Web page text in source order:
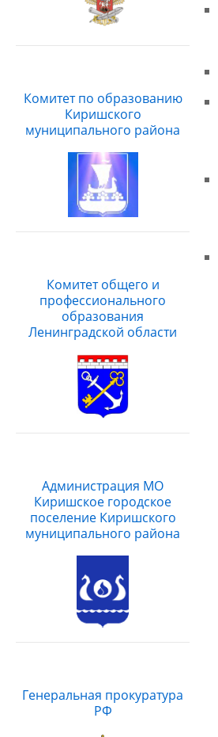
Комитет по образованию
Киришского
муниципального района
Комитет общего и
профессионального
образования
Ленинградской области
Администрация МО
Киришское городское
поселение Киришского
муниципального района
Генеральная прокуратура
РФ